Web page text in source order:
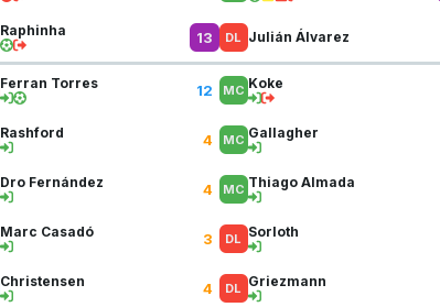
Raphinha 13
Ferran Torres 12
Rashford 4
Dro Fernández 4
Marc Casadó 3
Christensen 4
Julián Álvarez
Koke
Gallagher
Thiago Almada
Sorloth
Griezmann